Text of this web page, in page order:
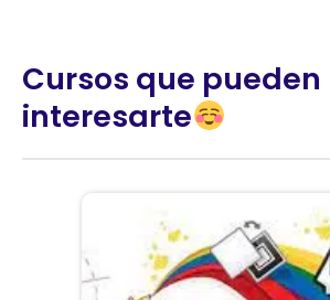
Cursos que pueden
interesarte